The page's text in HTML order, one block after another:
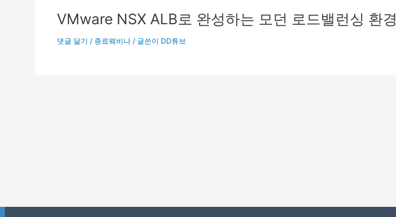
VMware NSX ALB로 완성하는 모던 로드밸런싱 환경
댓글 달기 / 종료웨비나 / 글쓴이 DD튜브